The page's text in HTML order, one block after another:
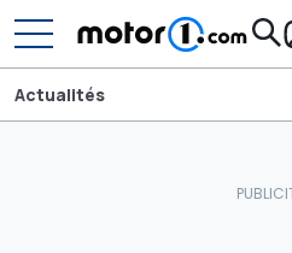
Actualités